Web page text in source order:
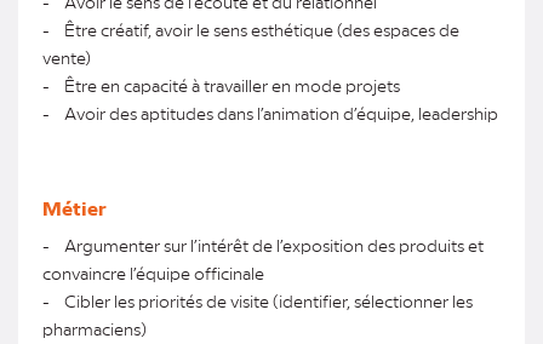
- Être créatif, avoir le sens esthétique (des espaces de
vente)
- Être en capacité à travailler en mode projets
- Avoir des aptitudes dans l’animation d’équipe, leadership
Métier
- Argumenter sur l’intérêt de l’exposition des produits et
convaincre l’équipe officinale
- Cibler les priorités de visite (identifier, sélectionner les
pharmaciens)